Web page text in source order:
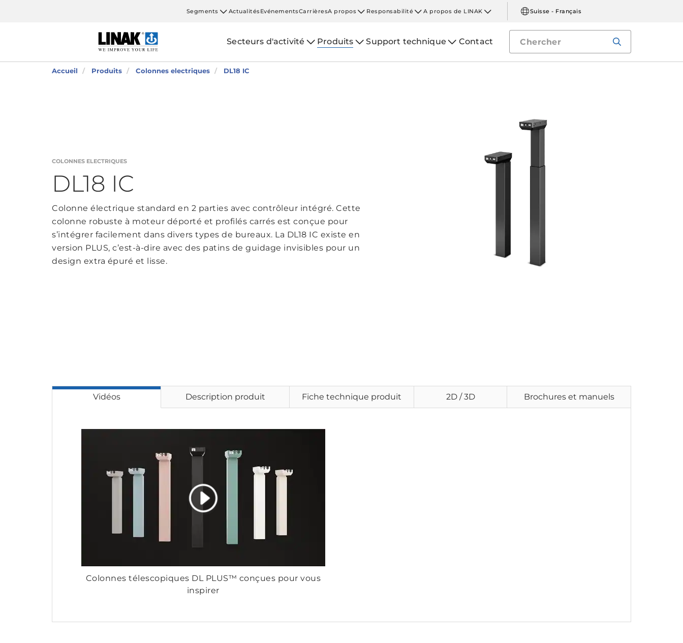
Segments ActualitésEvénementsCarrièresA propos Responsabilité A propos de LINAK Suisse - Français
Secteurs d'activité Produits Support technique Contact
Accueil Produits Colonnes electriques DL18 IC
COLONNES ELECTRIQUES
DL18 IC
Colonne électrique standard en 2 parties avec contrôleur intégré. Cette
colonne robuste à moteur déporté et profilés carrés est conçue pour
s’intégrer facilement dans divers types de bureaux. La DL18 IC existe en
version PLUS, c’est-à-dire avec des patins de guidage invisibles pour un
design extra épuré et lisse.
Vidéos Description produit Fiche technique produit 2D / 3D Brochures et manuels
Colonnes télescopiques DL PLUS™ conçues pour vous
inspirer